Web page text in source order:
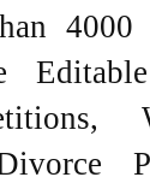
4000